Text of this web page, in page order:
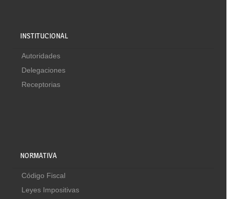
INSTITUCIONAL
Autoridades
Delegaciones
Receptorias
NORMATIVA
Código Fiscal
Leyes Impositivas